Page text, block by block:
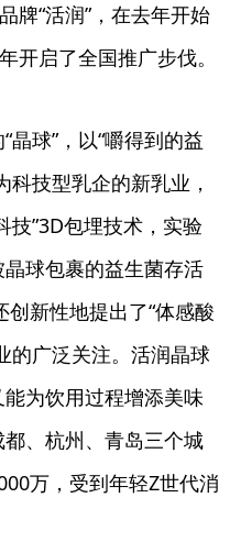
牌“活润”，在去年开始
开启了全国推广步伐。
球”，以“嚼得到的益
科技型乳企的新乳业，
技”3D包埋技术，实验
球包裹的益生菌存活
新性地提出了“体感酸
的广泛关注。活润晶球
为饮用过程增添美味
、杭州、青岛三个城
万，受到年轻Z世代消